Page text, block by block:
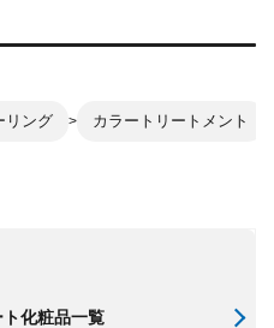
リング カラートリートメント
化粧品一覧